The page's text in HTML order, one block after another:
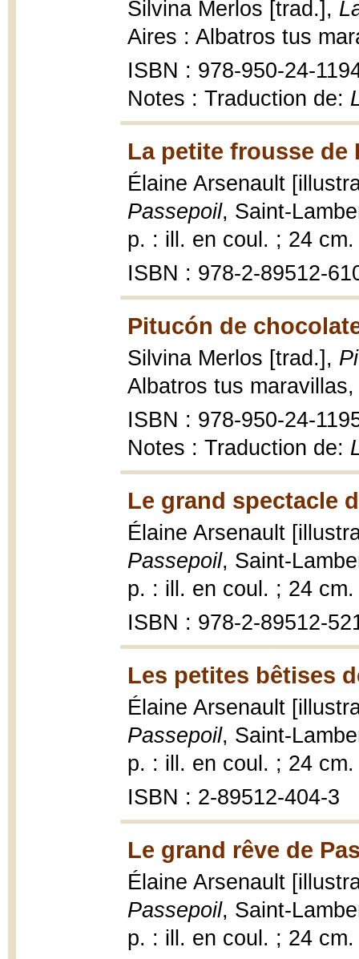
Silvina Merlos [trad.],
Aires : Albatros tus
ISBN : 978-950-24-
Notes : Traduction de:
La petite frousse de
Élaine Arsenault
Passepoil, Saint-
p. : ill. en coul. ; 24 cm.
ISBN : 978-2-89512-
Pitucón de
Silvina Merlos [trad.],
Albatros tus
ISBN : 978-950-24-
Notes : Traduction de:
Le grand spectacle
Élaine Arsenault
Passepoil, Saint-
p. : ill. en coul. ; 24 cm.
ISBN : 978-2-89512-
Les petites bêtises
Élaine Arsenault
Passepoil, Saint-
p. : ill. en coul. ; 24 cm.
ISBN : 2-89512-404-3
Le grand rêve de
Élaine Arsenault
Passepoil, Saint-
p. : ill. en coul. ; 24 cm.